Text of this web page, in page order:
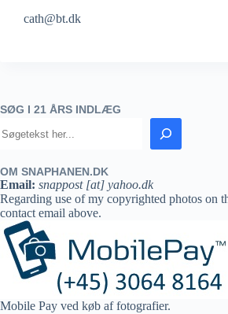
cath@bt.dk
SØG I 21 ÅRS INDLÆG
OM SNAPHANEN.DK
Email: snappost [at] yahoo.dk
Regarding use of my copyrighted photos on
contact email above.
Mobile Pay ved køb af fotografier.